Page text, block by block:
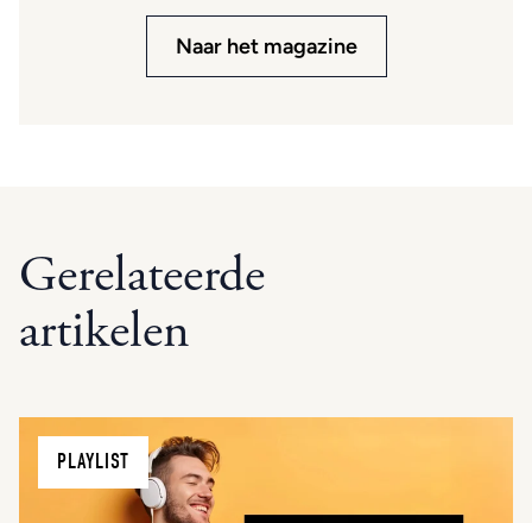
Naar het magazine
Gerelateerde
artikelen
PLAYLIST